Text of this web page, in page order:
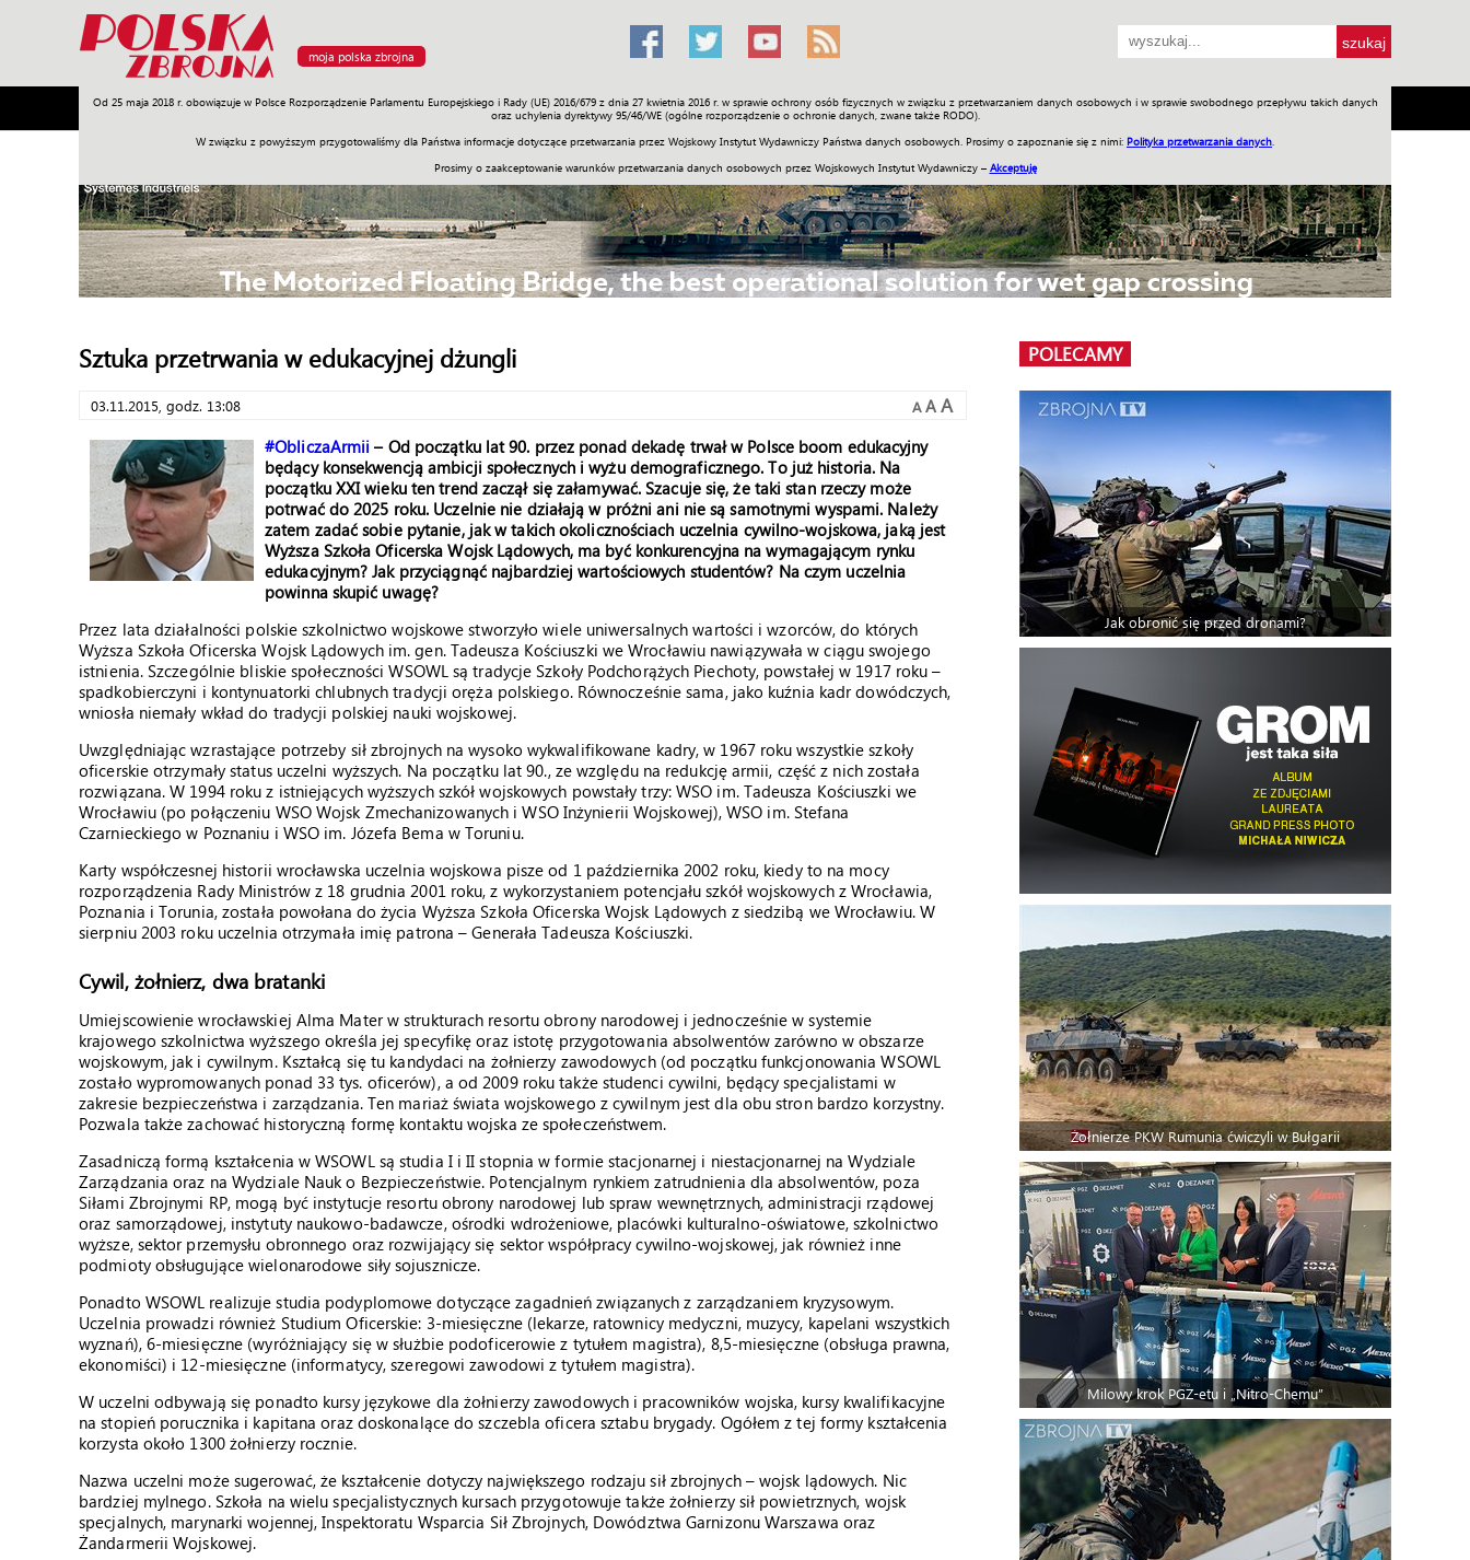
moja polska zbrojna
Od 25 maja 2018 r. obowiązuje w Polsce Rozporządzenie Parlamentu Europejskiego i Rady (UE) 2016/679 z dnia 27 kwietnia 2016 r. w sprawie ochrony osób fizycznych w związku z przetwarzaniem danych osobowych i w sprawie swobodnego przepływu takich danych
oraz uchylenia dyrektywy 95/46/WE (ogólne rozporządzenie o ochronie danych, zwane także RODO).
W związku z powyższym przygotowaliśmy dla Państwa informacje dotyczące przetwarzania przez Wojskowy Instytut Wydawniczy Państwa danych osobowych. Prosimy o zapoznanie się z nimi: Polityka przetwarzania danych
Prosimy o zaakceptowanie warunków przetwarzania danych osobowych przez Wojskowych Instytut Wydawniczy – Akceptuję
Armia Poligon Sprzęt Misje Polityka Prawo Świat Społeczność Sport Historia Galerie Wideo ENGLISH SKLEP Jednodniówki Praca w WIW
Sztuka przetrwania w edukacyjnej dżungli
03.11.2015, godz. 13:08 A A A
#ObliczaArmii – Od początku lat 90. przez ponad dekadę trwał w Polsce boom edukacyjny
będący konsekwencją ambicji społecznych i wyżu demograficznego. To już historia. Na
początku XXI wieku ten trend zaczął się załamywać. Szacuje się, że taki stan rzeczy może
potrwać do 2025 roku. Uczelnie nie działają w próżni ani nie są samotnymi wyspami. Należy
zatem zadać sobie pytanie, jak w takich okolicznościach uczelnia cywilno-wojskowa, jaką jest
Wyższa Szkoła Oficerska Wojsk Lądowych, ma być konkurencyjna na wymagającym rynku
edukacyjnym? Jak przyciągnąć najbardziej wartościowych studentów? Na czym uczelnia
powinna skupić uwagę?
Przez lata działalności polskie szkolnictwo wojskowe stworzyło wiele uniwersalnych wartości i wzorców, do których
Wyższa Szkoła Oficerska Wojsk Lądowych im. gen. Tadeusza Kościuszki we Wrocławiu nawiązywała w ciągu swojego
istnienia. Szczególnie bliskie społeczności WSOWL są tradycje Szkoły Podchorążych Piechoty, powstałej w 1917 roku –
spadkobierczyni i kontynuatorki chlubnych tradycji oręża polskiego. Równocześnie sama, jako kuźnia kadr dowódczych,
wniosła niemały wkład do tradycji polskiej nauki wojskowej.
Uwzględniając wzrastające potrzeby sił zbrojnych na wysoko wykwalifikowane kadry, w 1967 roku wszystkie szkoły
oficerskie otrzymały status uczelni wyższych. Na początku lat 90., ze względu na redukcję armii, część z nich została
rozwiązana. W 1994 roku z istniejących wyższych szkół wojskowych powstały trzy: WSO im. Tadeusza Kościuszki we
Wrocławiu (po połączeniu WSO Wojsk Zmechanizowanych i WSO Inżynierii Wojskowej), WSO im. Stefana
Czarnieckiego w Poznaniu i WSO im. Józefa Bema w Toruniu.
Karty współczesnej historii wrocławska uczelnia wojskowa pisze od 1 października 2002 roku, kiedy to na mocy
rozporządzenia Rady Ministrów z 18 grudnia 2001 roku, z wykorzystaniem potencjału szkół wojskowych z Wrocławia,
Poznania i Torunia, została powołana do życia Wyższa Szkoła Oficerska Wojsk Lądowych z siedzibą we Wrocławiu. W
sierpniu 2003 roku uczelnia otrzymała imię patrona – Generała Tadeusza Kościuszki.
Cywil, żołnierz, dwa bratanki
Umiejscowienie wrocławskiej Alma Mater w strukturach resortu obrony narodowej i jednocześnie w systemie
krajowego szkolnictwa wyższego określa jej specyfikę oraz istotę przygotowania absolwentów zarówno w obszarze
wojskowym, jak i cywilnym. Kształcą się tu kandydaci na żołnierzy zawodowych (od początku funkcjonowania WSOWL
zostało wypromowanych ponad 33 tys. oficerów), a od 2009 roku także studenci cywilni, będący specjalistami w
zakresie bezpieczeństwa i zarządzania. Ten mariaż świata wojskowego z cywilnym jest dla obu stron bardzo korzystny.
Pozwala także zachować historyczną formę kontaktu wojska ze społeczeństwem.
Zasadniczą formą kształcenia w WSOWL są studia I i II stopnia w formie stacjonarnej i niestacjonarnej na Wydziale
Zarządzania oraz na Wydziale Nauk o Bezpieczeństwie. Potencjalnym rynkiem zatrudnienia dla absolwentów, poza
Siłami Zbrojnymi RP, mogą być instytucje resortu obrony narodowej lub spraw wewnętrznych, administracji rządowej
oraz samorządowej, instytuty naukowo-badawcze, ośrodki wdrożeniowe, placówki kulturalno-oświatowe, szkolnictwo
wyższe, sektor przemysłu obronnego oraz rozwijający się sektor współpracy cywilno-wojskowej, jak również inne
podmioty obsługujące wielonarodowe siły sojusznicze.
Ponadto WSOWL realizuje studia podyplomowe dotyczące zagadnień związanych z zarządzaniem kryzysowym.
Uczelnia prowadzi również Studium Oficerskie: 3-miesięczne (lekarze, ratownicy medyczni, muzycy, kapelani wszystkich
wyznań), 6-miesięczne (wyróżniający się w służbie podoficerowie z tytułem magistra), 8,5-miesięczne (obsługa prawna,
ekonomiści) i 12-miesięczne (informatycy, szeregowi zawodowi z tytułem magistra).
W uczelni odbywają się ponadto kursy językowe dla żołnierzy zawodowych i pracowników wojska, kursy kwalifikacyjne
na stopień porucznika i kapitana oraz doskonalące do szczebla oficera sztabu brygady. Ogółem z tej formy kształcenia
korzysta około 1300 żołnierzy rocznie.
Nazwa uczelni może sugerować, że kształcenie dotyczy największego rodzaju sił zbrojnych – wojsk lądowych. Nic
bardziej mylnego. Szkoła na wielu specjalistycznych kursach przygotowuje także żołnierzy sił powietrznych, wojsk
specjalnych, marynarki wojennej, Inspektoratu Wsparcia Sił Zbrojnych, Dowództwa Garnizonu Warszawa oraz
Żandarmerii Wojskowej.
POLECAMY
Jak obronić się przed dronami?
Żołnierze PKW Rumunia ćwiczyli w Bułgarii
Milowy krok PGZ-etu i „Nitro-Chemu”